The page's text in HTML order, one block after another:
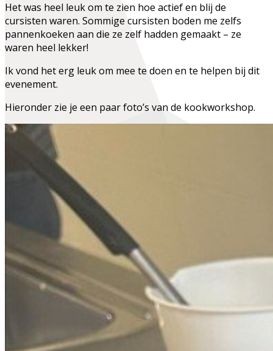
Het was heel leuk om te zien hoe actief en blij de
cursisten waren. Sommige cursisten boden me zelfs
pannenkoeken aan die ze zelf hadden gemaakt – ze
waren heel lekker!
Ik vond het erg leuk om mee te doen en te helpen bij dit
evenement.
Hieronder zie je een paar foto’s van de kookworkshop.